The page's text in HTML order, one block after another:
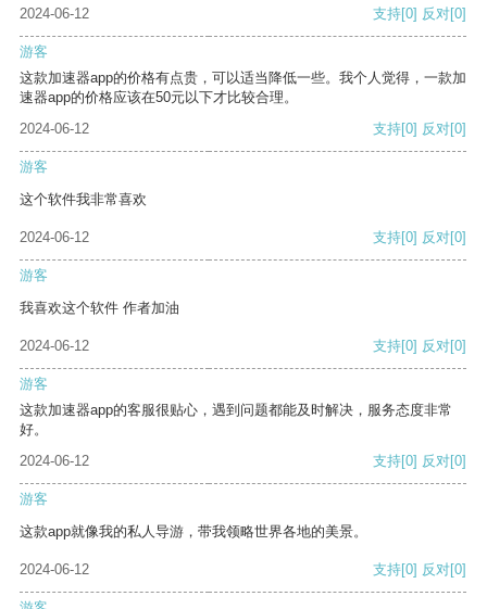
2024-06-12 支持[0] 反对[0]
游客
这款加速器app的价格有点贵，可以适当降低一些。我个人觉得，一款加
速器app的价格应该在50元以下才比较合理。
2024-06-12
支持[0] 反对[0]
游客
这个软件我非常喜欢
2024-06-12 支持[0] 反对[0]
游客
我喜欢这个软件 作者加油
2024-06-12 支持[0] 反对[0]
游客
这款加速器app的客服很贴心，遇到问题都能及时解决，服务态度非常
好。
2024-06-12
支持[0] 反对[0]
游客
这款app就像我的私人导游，带我领略世界各地的美景。
2024-06-12 支持[0] 反对[0]